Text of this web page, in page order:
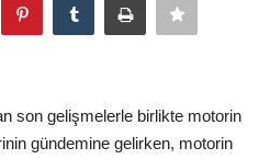
son gelişmelerle birlikte motorin
gündemine gelirken, motorin